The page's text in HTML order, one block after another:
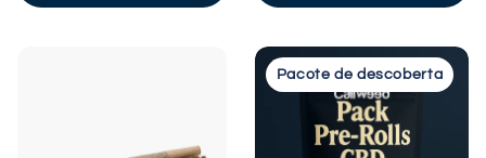
Pacote de descoberta